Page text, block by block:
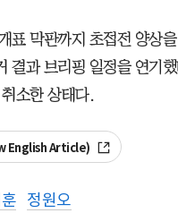
표 막판까지 초접전 양상
결과 브리핑 일정을 연기
소한 상태다.
English Article)
정원오